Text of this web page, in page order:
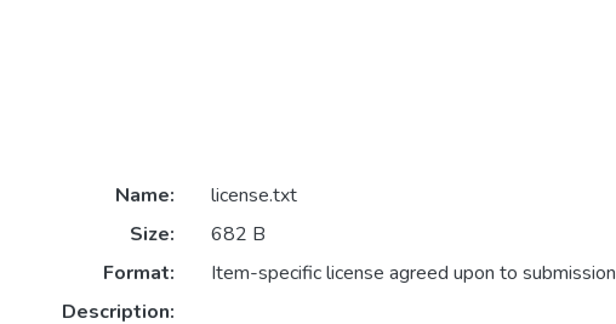
Name:
license.txt
Size:
682 B
Format:
Item-specific license agreed upon to submission
Description: